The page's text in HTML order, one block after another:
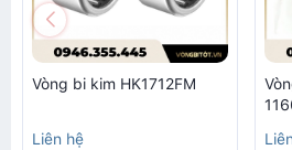
Vòng bi kim HK1712FM
Liên hệ